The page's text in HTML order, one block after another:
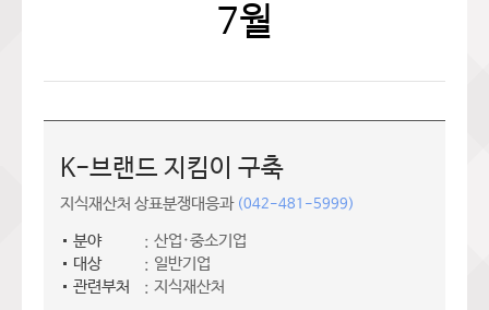
7월
K-브랜드 지킴이 구축
지식재산처 상표분쟁대응과 (042-481-5999)
분야
산업·중소기업
대상
일반기업
관련부처
지식재산처